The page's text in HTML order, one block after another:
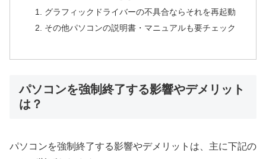
グラフィックドライバーの不具合ならそれを再起動
その他パソコンの説明書・マニュアルも要チェック
パソコンを強制終了する影響やデメリット
は？
パソコンを強制終了する影響やデメリットは、主に下記の